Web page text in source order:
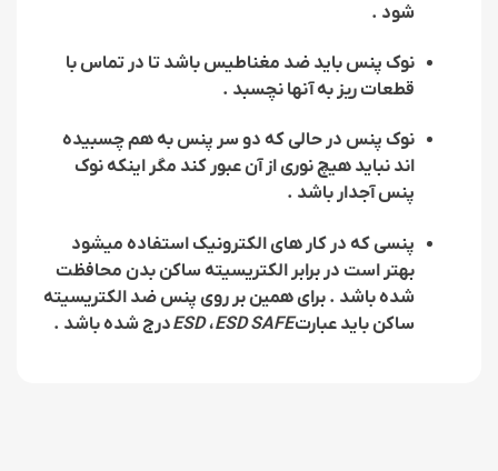
شود .
نوک پنس باید ضد مغناطیس باشد تا در تماس با
قطعات ریز به آنها نچسبد .
نوک پنس در حالی که دو سر پنس به هم چسبیده
اند نباید هیچ نوری از آن عبور کند مگر اینکه نوک
پنس آجدار باشد .
پنسی که در کار های الکترونیک استفاده میشود
بهتر است در برابر الکتریسیته ساکن بدن محافظت
شده باشد . برای همین بر روی پنس ضد الکتریسیته
ساکن باید عبارت
ESD،ESD SAFE درج شده باشد .